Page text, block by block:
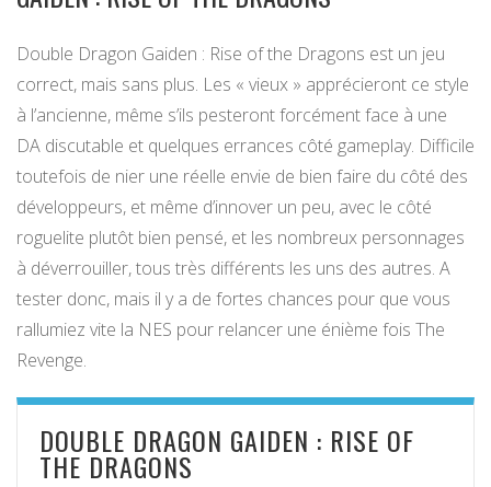
Double Dragon Gaiden : Rise of the Dragons est un jeu
correct, mais sans plus. Les « vieux » apprécieront ce style
à l’ancienne, même s’ils pesteront forcément face à une
DA discutable et quelques errances côté gameplay. Difficile
toutefois de nier une réelle envie de bien faire du côté des
développeurs, et même d’innover un peu, avec le côté
roguelite plutôt bien pensé, et les nombreux personnages
à déverrouiller, tous très différents les uns des autres. A
tester donc, mais il y a de fortes chances pour que vous
rallumiez vite la NES pour relancer une énième fois The
Revenge.
DOUBLE DRAGON GAIDEN : RISE OF
THE DRAGONS